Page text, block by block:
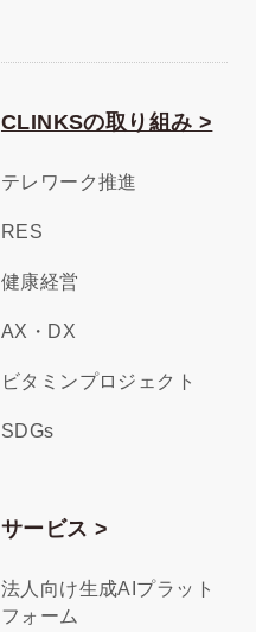
CLINKSの取り組み >
テレワーク推進
RES
健康経営
AX・DX
ビタミンプロジェクト
SDGs
サービス >
法人向け生成AIプラット
フォーム